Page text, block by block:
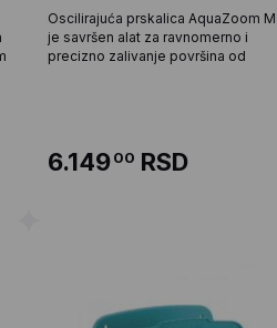
Oscilirajuća prskalica AquaZoom M
je savršen alat za ravnomerno i
precizno zalivanje površina od
6.14900 RSD